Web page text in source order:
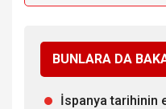
BUNLARA DA
İspanya tarihinin